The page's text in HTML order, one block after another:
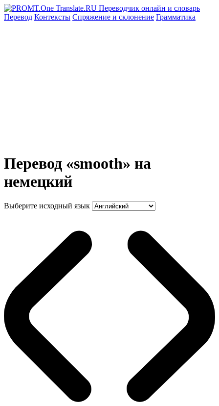
Перевод Контексты Спряжение и склонение Грамматика
Перевод «smooth» на
немецкий
Выберите исходный язык